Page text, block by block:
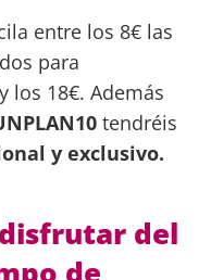
entre los 8€ las
para
los 18€. Además
tendréis
y exclusivo.
del